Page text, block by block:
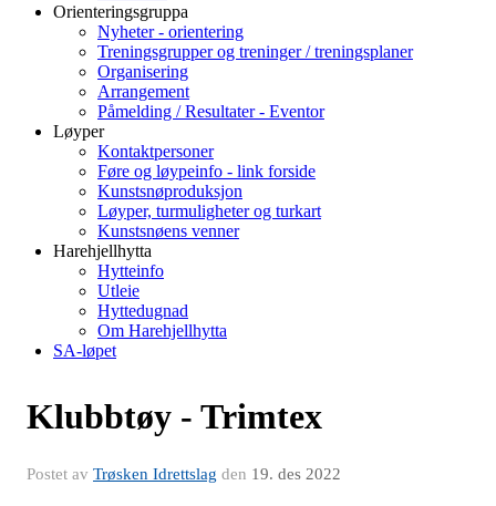
Orienteringsgruppa
Nyheter - orientering
Treningsgrupper og treninger / treningsplaner
Organisering
Arrangement
Påmelding / Resultater - Eventor
Løyper
Kontaktpersoner
Føre og løypeinfo - link forside
Kunstsnøproduksjon
Løyper, turmuligheter og turkart
Kunstsnøens venner
Harehjellhytta
Hytteinfo
Utleie
Hyttedugnad
Om Harehjellhytta
SA-løpet
Klubbtøy - Trimtex
Postet av Trøsken Idrettslag den 19. des 2022